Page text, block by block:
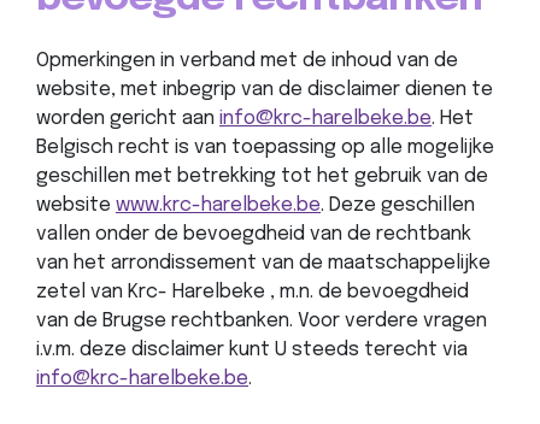
Opmerkingen in verband met de inhoud van de
website, met inbegrip van de disclaimer dienen te
worden gericht aan info@krc-harelbeke.be. Het
Belgisch recht is van toepassing op alle mogelijke
geschillen met betrekking tot het gebruik van de
website www.krc-harelbeke.be. Deze geschillen
vallen onder de bevoegdheid van de rechtbank
van het arrondissement van de maatschappelijke
zetel van Krc- Harelbeke , m.n. de bevoegdheid
van de Brugse rechtbanken. Voor verdere vragen
i.v.m. deze disclaimer kunt U steeds terecht via
info@krc-harelbeke.be.